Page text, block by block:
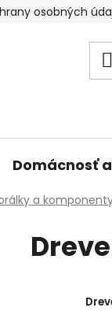
osobných
Domácnosť
a